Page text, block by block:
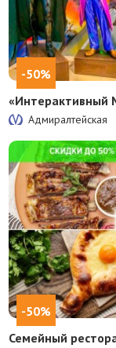
-50%
«Интерактивный
Адмиралтейская
-50%
Семейный